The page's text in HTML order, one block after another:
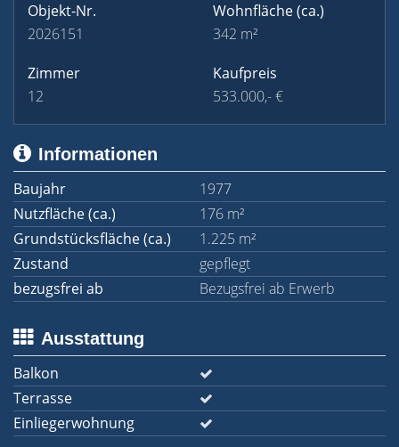
Objekt-Nr.
2026151
Wohnfläche(ca.)
342 m²
Zimmer
12
Kaufpreis
533.000,- €
Informationen
Baujahr
1977
Nutzfläche (ca.)
176 m²
Grundstücksfläche (ca.)
1.225 m²
Zustand
gepflegt
bezugsfrei ab
Bezugsfrei ab Erwerb
Ausstattung
Balkon
Terrasse
Einliegerwohnung